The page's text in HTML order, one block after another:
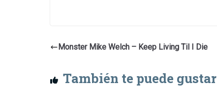
Monster Mike Welch – Keep Living Til I Die
También te puede gustar